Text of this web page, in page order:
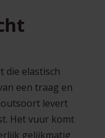
die elastisch
een traag en
levert
Het vuur komt
gelijkmatig